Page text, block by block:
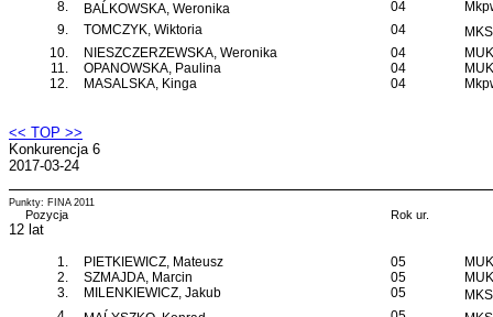
8.
BAĹKOWSKA, Weronika 04
9.
TOMCZYK, Wiktoria 04
10.
NIESZCZERZEWSKA, Weronika 04
11.
OPANOWSKA, Paulina 04
12.
MASALSKA, Kinga 04
<< TOP >>
Konkurencja 6
2017-03-24
Punkty: FINA 2011
Pozycja Rok ur.
12 lat
1. PIETKIEWICZ, Mateusz 05
2.
SZMAJDA, Marcin 05
3.
MILENKIEWICZ, Jakub 05